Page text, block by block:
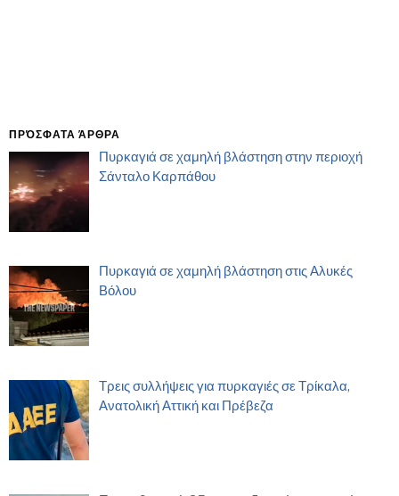
ΠΡΌΣΦΑΤΑ ΆΡΘΡΑ
Πυρκαγιά σε χαμηλή βλάστηση στην περιοχή
Σάνταλο Καρπάθου
Πυρκαγιά σε χαμηλή βλάστηση στις Αλυκές
Βόλου
Τρεις συλλήψεις για πυρκαγιές σε Τρίκαλα,
Ανατολική Αττική και Πρέβεζα